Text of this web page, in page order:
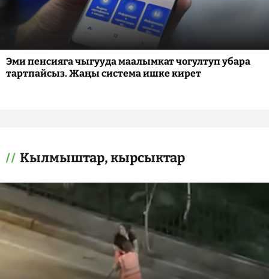
Эми пенсияга чыгууда маалымкат чогултуп убара
тартпайсыз. Жаңы система ишке кирет
Кылмыштар, кырсыктар